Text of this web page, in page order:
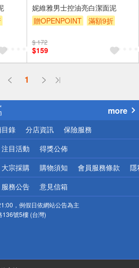
妮維雅男士控油亮白潔面泥
贈OPENPOINT
滿額9折
$ 172
$159
1
送
送
！請小心！
more
錄 分店資訊 保險服務
注目活動 得獎公佈
大宗採購 購物須知 會員服務條款 隱
服務公告 意見信箱
，例假日依網站公告為主
136號5樓 (台灣)